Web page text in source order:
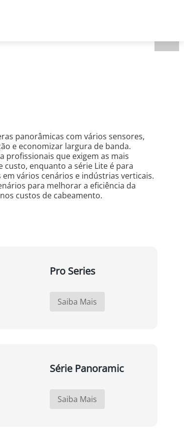
panorâmicas com vários sensores,
e economizar largura de banda.
profissionais que exigem as mais
custo, enquanto a série Lite é para
vários cenários e indústrias verticais.
para melhorar a eficiência da
custos de cabeamento.
Pro Series
Saiba Mais
Série Panoramic
Saiba Mais